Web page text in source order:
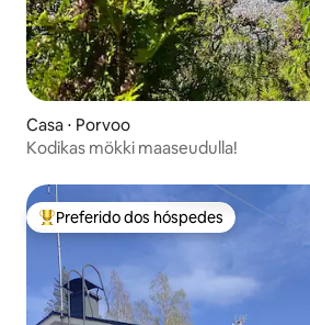
Casa ⋅ Porvoo
Kodikas mökki maaseudulla!
Entre os melhores preferidos dos
Preferido dos hóspedes